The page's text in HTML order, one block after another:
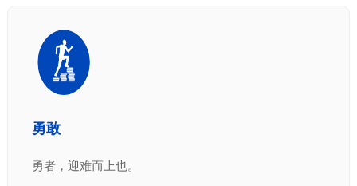
勇敢
勇者，迎难而上也。